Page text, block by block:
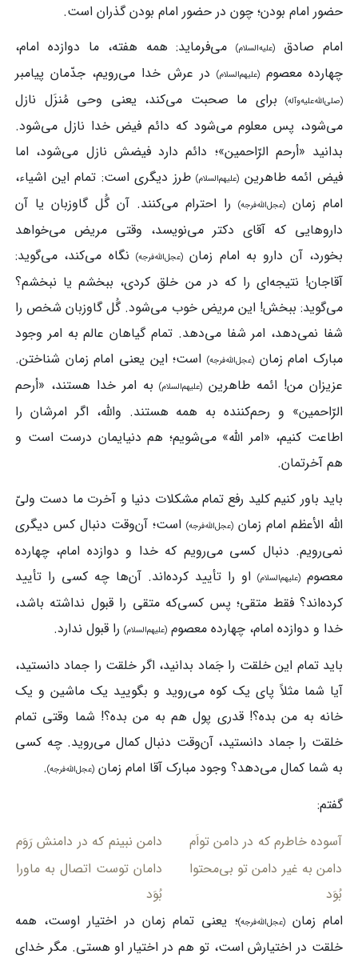
حضور امام بودن؛ چون در حضور امام بودن گذران است.
امام صادق
(علیه‌السلام)می‌فرماید: همه هفته، ما دوازده امام،
چهارده معصوم(علیهم‌السلام) در عرش خدا می‌رویم، جدّمان پیامبر
(صلی‌الله‌علیه‌وآله)
برای ما صحبت می‌کند، یعنی وحی مُنزَل نازل
می‌شود، پس معلوم می‌شود که دائم فیض خدا نازل می‌شود.
بدانید «أرحم الرّاحمین»؛ دائم دارد فیضش نازل می‌شود،‌ اما
فیض ائمه طاهرین (علیهم‌السلام)طرز دیگری است: تمام این اشیاء،
امام زمان (عجل‌الله‌فرجه)
را احترام می‌کنند. آن گُل ‌گاوزبان یا آن
داروهایی که آقای دکتر می‌نویسد، وقتی مریض می‌خواهد
بخورد، آن دارو به امام زمان (عجل‌الله‌فرجه) نگاه می‌کند، می‌گوید:
آقاجان! نتیجه‌ای را که در من خلق کردی، ببخشم یا نبخشم؟
می‌گوید: ببخش! این مریض خوب می‌شود. گُل گاوزبان شخص را
شفا نمی‌دهد، امر شفا می‌دهد. تمام گیاهان عالم به امر وجود
مبارک امام زمان (عجل‌الله‌فرجه) است؛ این یعنی امام زمان شناختن.
عزیزان من! ائمه طاهرین (علیهم‌السلام)به امر خدا هستند، «أرحم
الرّاحمین» و رحم‌کننده به همه هستند. والله، اگر امرشان را
اطاعت کنیم، «امر الله» می‌شویم؛ هم دنیایمان درست است و
هم آخرتمان.
باید باور کنیم کلید رفع تمام مشکلات دنیا و آخرت ما دست ولیّ
الله الأعظم امام زمان (عجل‌الله‌فرجه) است؛ آن‌وقت دنبال کس دیگری
نمی‌رویم. دنبال کسی می‌رویم که خدا و دوازده امام، چهارده
معصوم (علیهم‌السلام) او را تأیید کرده‌اند. آن‌ها چه کسی را تأیید
کرده‌اند؟ فقط متقی؛ پس کسی‌که متقی را قبول نداشته باشد،
خدا و دوازده امام، چهارده معصوم (علیهم‌السلام) را قبول ندارد.
باید تمام این خلقت را جَماد بدانید، اگر خلقت را جماد دانستید،
آیا شما مثلاً پای یک کوه می‌روید و بگویید یک ماشین و یک
خانه به من بده؟! قدری پول هم به من بده؟! شما وقتی تمام
خلقت را جماد دانستید، آن‌وقت دنبال کمال می‌روید. چه کسی
به شما کمال می‌دهد؟ وجود مبارک آقا امام زمان (عجل‌الله‌فرجه).
گفتم:
آسوده خاطرم که در دامن تواَم
دامن نبینم که در دامنش رَوَم
دامن به غیر دامن تو بی‌محتوا
بُوَد
دامان توست اتصال به ماورا
بُوَد
امام زمان(عجل‌الله‌فرجه)؛ یعنی تمام زمان در اختیار اوست، همه
خلقت در اختیارش است، تو هم در اختیار او هستی. مگر خدای